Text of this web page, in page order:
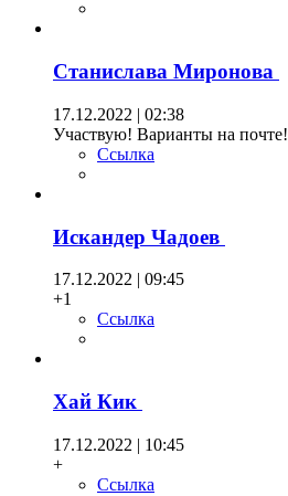
Станислава Миронова
17.12.2022 | 02:38
Участвую! Варианты на почте!
Ссылка
Искандер Чадоев
17.12.2022 | 09:45
+1
Ссылка
Хай Кик
17.12.2022 | 10:45
+
Ссылка